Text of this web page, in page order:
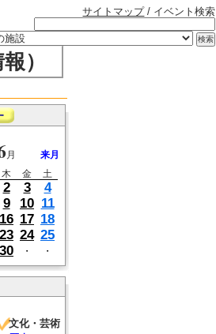
サイトマップ/ イベント検索
）
月
来月
木 金
土
2 3
4
9 10 11
16 17 18
23 24 25
30 ・ ・
文化・芸術